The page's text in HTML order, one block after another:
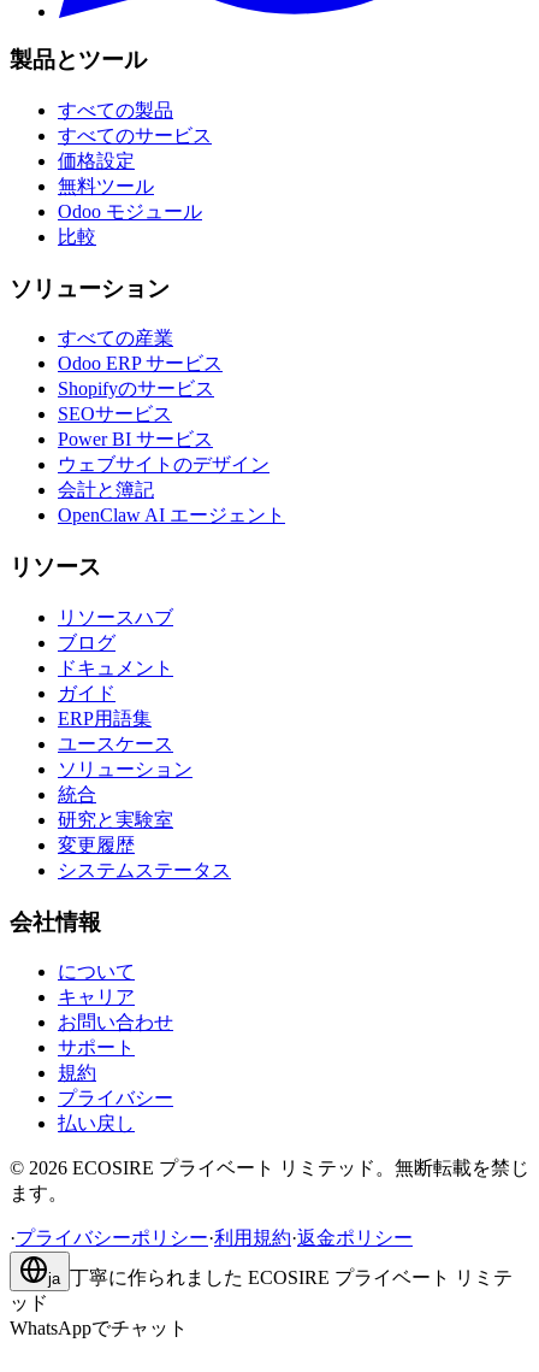
製品とツール
すべての製品
すべてのサービス
価格設定
無料ツール
Odoo モジュール
比較
ソリューション
すべての産業
Odoo ERP サービス
Shopifyのサービス
SEOサービス
Power BI サービス
ウェブサイトのデザイン
会計と簿記
OpenClaw AI エージェント
リソース
リソースハブ
ブログ
ドキュメント
ガイド
ERP用語集
ユースケース
ソリューション
統合
研究と実験室
変更履歴
システムステータス
会社情報
について
キャリア
お問い合わせ
サポート
規約
プライバシー
払い戻し
© 2026 ECOSIRE プライベート リミテッド。無断転載を禁じ
ます。
·プライバシーポリシー·利用規約·返金ポリシー
ja 丁寧に作られました ECOSIRE プライベート リミテ
ッド
WhatsAppでチャット